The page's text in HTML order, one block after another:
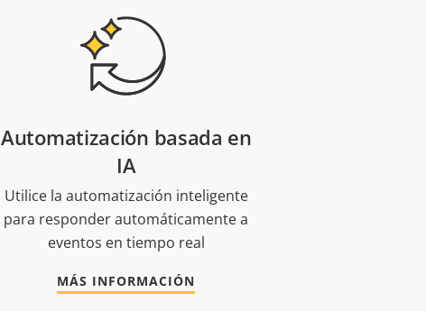
Automatización basada en
IA
Utilice la automatización inteligente
para responder automáticamente a
eventos en tiempo real
MÁS INFORMACIÓN